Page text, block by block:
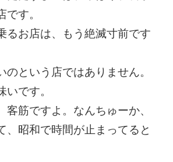
す。
るお店は、もう絶滅寸前です
のという店ではありません。
いです。
客筋ですよ。なんちゅーか、
、昭和で時間が止まってると